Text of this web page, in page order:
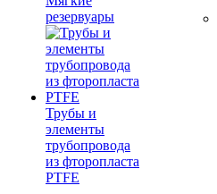
резервуары
Трубы и
элементы
трубопровода
из фторопласта
PTFE